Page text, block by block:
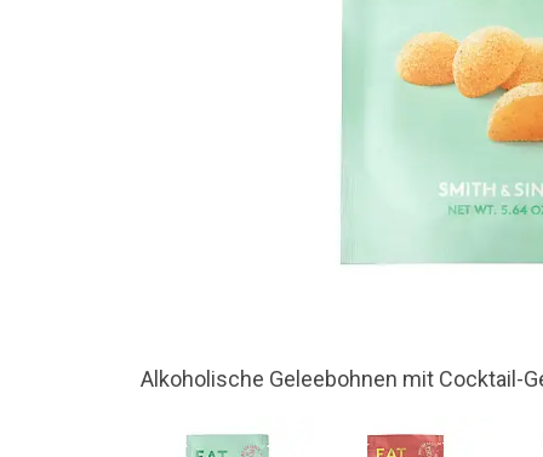
Jedes Gummibärchen enthält 5% Alkohol